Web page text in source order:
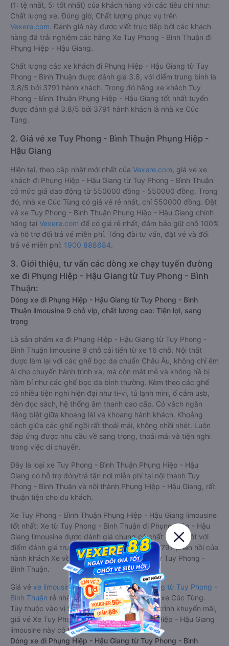
(1: tệ nhất, 5: tốt nhất) của khách hàng với các tiêu chí như:
Chất lượng xe, Đúng giờ, Chất lượng phục vụ trên
Vexere.com. Đánh giá này được viết trực tiếp bởi các khách
hàng đã trải nghiệm các hãng Xe Tuy Phong - Bình Thuận đi
Phụng Hiệp - Hậu Giang.
Chất lượng các xe khách đi Phụng Hiệp - Hậu Giang từ Tuy
Phong - Bình Thuận được đánh giá 3.8, với điểm trung bình là
3.8/5 bởi 3791 hành khách. Trong đó hãng xe khách Tuy
Phong - Bình Thuận Phụng Hiệp - Hậu Giang tốt nhất tuyến
được đánh giá 3.8/5 bởi 3791 hành khách là nhà xe Cúc
Tùng.
2. Giá vé xe Tuy Phong - Bình Thuận Phụng Hiệp -
Hậu Giang
Hiện tại, theo cập nhật mới nhất của Vexere.com , giá vé xe
khách đi Phụng Hiệp - Hậu Giang từ Tuy Phong - Bình Thuận
có mức giá dao động từ 550000 đồng - 550000 đồng. Trong
đó, nhà xe Cúc Tùng có giá vé rẻ nhất, chỉ 550000 đồng. Đặt
vé xe Tuy Phong - Bình Thuận Phụng Hiệp - Hậu Giang chính
hãng tại Vexere.com để có giá rẻ nhất, đảm bảo giữ chỗ 100%
và hỗ trợ đổi trả vé miễn phí. Tổng đài tư vấn, đặt vé và đổi
trả vé miễn phí: 1900 888684.
3. Giới thiệu, tư vấn các dòng xe chạy tuyến đường
xe đi Phụng Hiệp - Hậu Giang từ Tuy Phong - Bình
Thuận:
Dòng xe đi Phụng Hiệp - Hậu Giang từ Tuy Phong - Bình
Thuận limousine 9 chỗ vip, chất lượng cao: Tiện lợi, sang
trọng
Là sản phẩm xe đi Phụng Hiệp - Hậu Giang từ Tuy Phong -
Bình Thuận limousine 9 chỗ cải tiến từ xe 16 chỗ. Nội thất
được làm lại với các ghế bọc da chuẩn Châu Âu, không chỉ êm
ái cho chuyến hành trình xa, mà còn mát mẻ và không hề bị
hầm bí như các ghế bọc da bình thường. Kèm theo các ghế
có nhiều tiện nghi hiện đại như ti-vi, tủ lạnh mini, ổ cắm usb,
đèn đọc sách, hệ thống âm thanh cao cấp. Có vách ngăn
riêng biệt giữa khoang lái và khoang hành khách. Khoảng
cách giữa các ghế ngồi rất thoải mái, không nhồi nhét. Luôn
đáp ứng được nhu cầu về sang trọng, thoải mái và tiện nghi
trong việc di chuyển.
Đây là loại xe Tuy Phong - Bình Thuận Phụng Hiệp - Hậu
Giang có hỗ trợ đón/trả tận nơi miễn phí tại nội thành Tuy
Phong - Bình Thuận và nội thành Phụng Hiệp - Hậu Giang, rất
thuận tiện cho du khách.
Xe Tuy Phong - Bình Thuận Phụng Hiệp - Hậu Giang limousine
tốt nhất: Xe từ Tuy Phong - Bình Thuận đi Phụng Hiệp - Hậu
Giang limousine được đánh giá chung có chất lượng Tốt với
điểm đánh giá trung bình từ 3.8/5 dựa trên 3791 phản hồi của
hành khách Xe về Phụng Hiệp - Hậu Giang từ Tuy Phong -
Bình Thuận.
Giá vé xe limousine đi Phụng Hiệp - Hậu Giang từ Tuy Phong -
Bình Thuận rẻ nhất là 550000VND của hãng xe Cúc Tùng.
Tùy thuộc vào vị trí ngồi của bạn và chương trình khuyến mãi,
giá vé Xe Tuy Phong - Bình Thuận đi Phụng Hiệp - Hậu Giang
limousine này có thể sẽ rẻ hơn
Dòng xe đi Phụng Hiệp - Hậu Giang từ Tuy Phong - Bình